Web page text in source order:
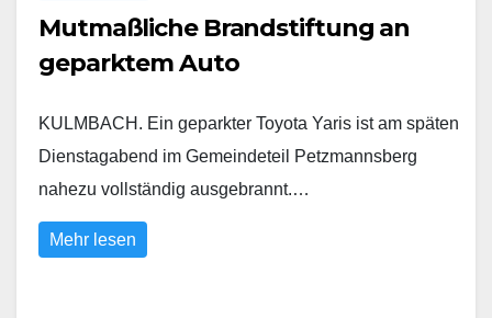
Mutmaßliche Brandstiftung an
geparktem Auto
KULMBACH. Ein geparkter Toyota Yaris ist am späten
Dienstagabend im Gemeindeteil Petzmannsberg
nahezu vollständig ausgebrannt.…
Mehr lesen